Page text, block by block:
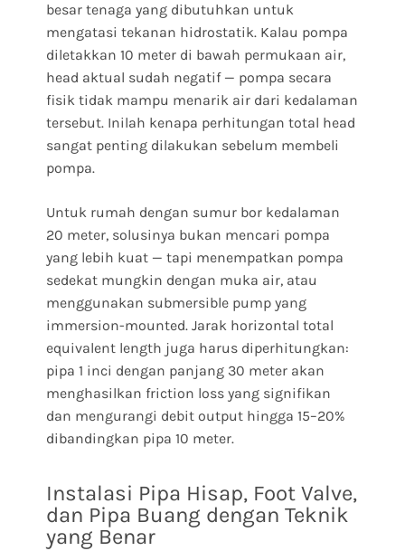
besar tenaga yang dibutuhkan untuk
mengatasi tekanan hidrostatik. Kalau pompa
diletakkan 10 meter di bawah permukaan air,
head aktual sudah negatif — pompa secara
fisik tidak mampu menarik air dari kedalaman
tersebut. Inilah kenapa perhitungan total head
sangat penting dilakukan sebelum membeli
pompa.
Untuk rumah dengan sumur bor kedalaman
20 meter, solusinya bukan mencari pompa
yang lebih kuat — tapi menempatkan pompa
sedekat mungkin dengan muka air, atau
menggunakan submersible pump yang
immersion-mounted. Jarak horizontal total
equivalent length juga harus diperhitungkan:
pipa 1 inci dengan panjang 30 meter akan
menghasilkan friction loss yang signifikan
dan mengurangi debit output hingga 15–20%
dibandingkan pipa 10 meter.
Instalasi Pipa Hisap, Foot Valve,
dan Pipa Buang dengan Teknik
yang Benar